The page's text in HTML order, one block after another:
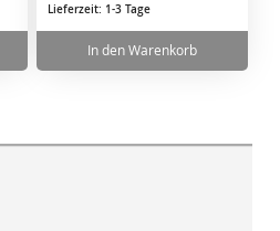
Lieferzeit: 1-3 Tage
In den Warenkorb